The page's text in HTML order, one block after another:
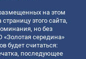
на этом
этого сайта,
но без
середина»
будет считаться:
последующее